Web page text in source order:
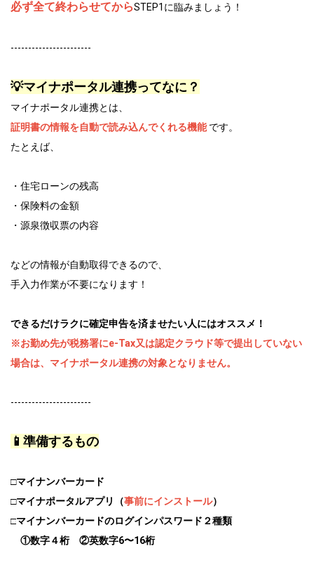
必ず全て終わらせてからSTEP1に臨みましょう！
-----------------------
💡マイナポータル連携ってなに？
マイナポータル連携とは、
証明書の情報を自動で読み込んでくれる機能です。
たとえば、
・住宅ローンの残高
・保険料の金額
・源泉徴収票の内容
などの情報が自動取得できるので、
手入力作業が不要になります！
できるだけラクに確定申告を済ませたい人にはオススメ！
※お勤め先が税務署にe-Tax又は認定クラウド等で提出していない
場合は、マイナポータル連携の対象となりません。
-----------------------
📱準備するもの
□マイナンバーカード
□マイナポータルアプリ（事前にインストール）
□マイナンバーカードのログインパスワード２種類
①数字４桁 ②英数字6〜16桁